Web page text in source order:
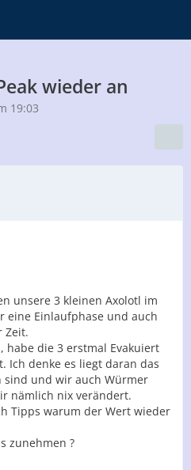
wieder an
19:03
unsere 3 kleinen Axolotl im
eine Einlaufphase und auch
Zeit.
habe die 3 erstmal Evakuiert
Ich denke es liegt daran das
sind und wir auch Würmer
nämlich nix verändert.
Tipps warum der Wert wieder
zunehmen ?